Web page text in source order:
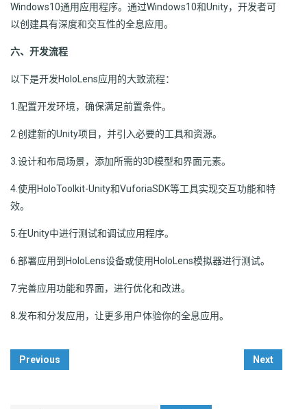
Windows10通用应用程序。通过Windows10和Unity，开发者可
以创建具有深度和交互性的全息应用。
六、开发流程
以下是开发HoloLens应用的大致流程：
1.配置开发环境，确保满足前置条件。
2.创建新的Unity项目，并引入必要的工具和资源。
3.设计和布局场景，添加所需的3D模型和界面元素。
4.使用HoloToolkit-Unity和VuforiaSDK等工具实现交互功能和特
效。
5.在Unity中进行测试和调试应用程序。
6.部署应用到HoloLens设备或使用HoloLens模拟器进行测试。
7.完善应用功能和界面，进行优化和改进。
8.发布和分发应用，让更多用户体验你的全息应用。
Post
Navigation
Previous Next